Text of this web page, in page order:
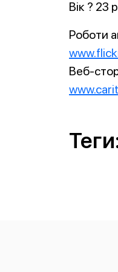
Вік ? 23
Роботи
Веб-